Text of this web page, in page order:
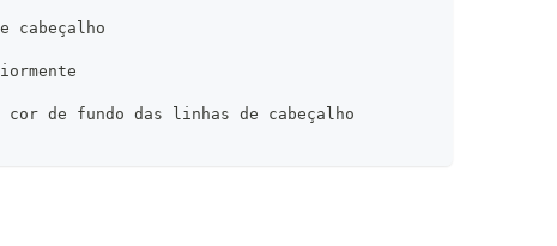
cabeçalho
cor de fundo das linhas de cabeçalho